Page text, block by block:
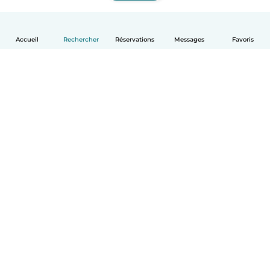
Accueil Rechercher Réservations Messages Favoris